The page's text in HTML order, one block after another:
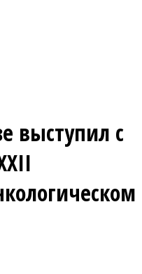
выступил с